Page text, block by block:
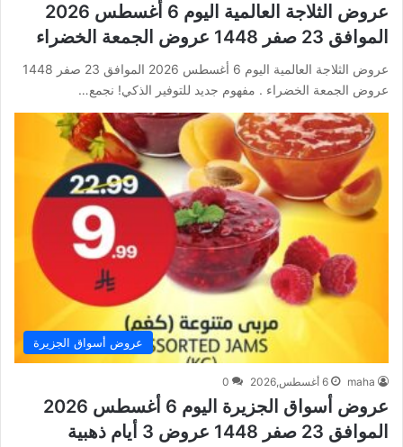
عروض الثلاجة العالمية اليوم 6 أغسطس 2026
الموافق 23 صفر 1448 عروض الجمعة الخضراء
عروض الثلاجة العالمية اليوم 6 أغسطس 2026 الموافق 23 صفر 1448
عروض الجمعة الخضراء . مفهوم جديد للتوفير الذكي! نجمع…
عروض أسواق الجزيرة
maha 6 أغسطس,2026 0
عروض أسواق الجزيرة اليوم 6 أغسطس 2026
الموافق 23 صفر 1448 عروض 3 أيام ذهبية